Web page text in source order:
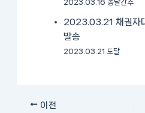
2023.03.16 송달간주
2023.03.21 채권자
발송
2023.03.21 도달
이전